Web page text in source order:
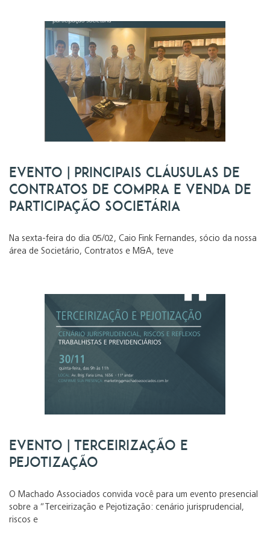
Evento | Principais cláusulas de
contratos de compra e venda de
participação societária
Na sexta-feira do dia 05/02, Caio Fink Fernandes, sócio da nossa
área de Societário, Contratos e M&A, teve
Evento | Terceirização e
Pejotização
O Machado Associados convida você para um evento presencial
sobre a “Terceirização e Pejotização: cenário jurisprudencial,
riscos e